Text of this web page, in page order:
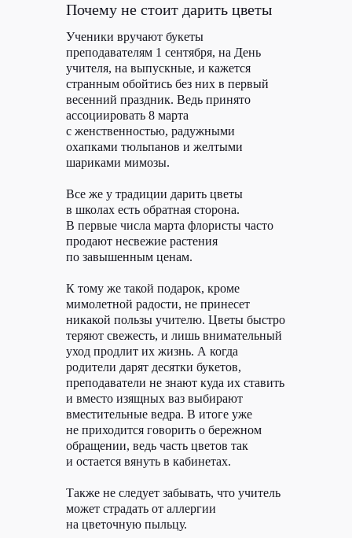
Почему не стоит дарить цветы
Ученики вручают букеты
преподавателям 1 сентября, на День
учителя, на выпускные, и кажется
странным обойтись без них в первый
весенний праздник. Ведь принято
ассоциировать 8 марта
с женственностью, радужными
охапками тюльпанов и желтыми
шариками мимозы.
Все же у традиции дарить цветы
в школах есть обратная сторона.
В первые числа марта флористы часто
продают несвежие растения
по завышенным ценам.
К тому же такой подарок, кроме
мимолетной радости, не принесет
никакой пользы учителю. Цветы быстро
теряют свежесть, и лишь внимательный
уход продлит их жизнь. А когда
родители дарят десятки букетов,
преподаватели не знают куда их ставить
и вместо изящных ваз выбирают
вместительные ведра. В итоге уже
не приходится говорить о бережном
обращении, ведь часть цветов так
и остается вянуть в кабинетах.
Также не следует забывать, что учитель
может страдать от аллергии
на цветочную пыльцу.